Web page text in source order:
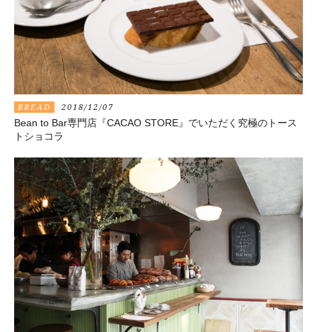
BREAD 2018/12/07
Bean to Bar専門店『CACAO STORE』でいただく究極のトース
トショコラ